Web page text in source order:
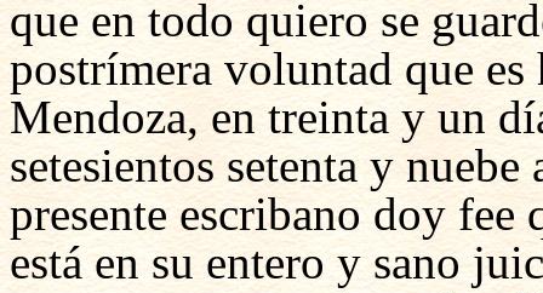
que en todo quiero se
postrímera voluntad que es
Mendoza, en treinta y un
setesientos setenta y
presente escribano doy fee
está en su entero y sano